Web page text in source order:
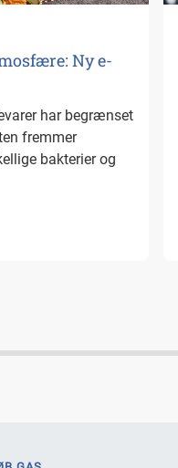
Ny e-
har begrænset
fremmer
bakterier og